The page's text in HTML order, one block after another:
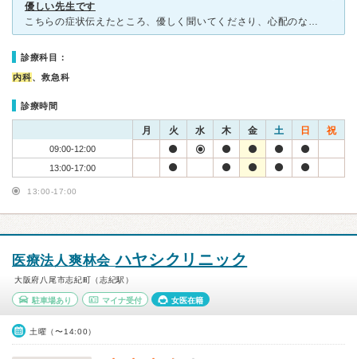
優しい先生です
こちらの症状伝えたところ、優しく聞いてくださり、心配のないように説明もしてくださって非常に安心できました。駐車場もありますし、日曜日も診療していただけるので非常に助かりました。また何かあればお世話にな
診療科目：
内科、救急科
診療時間
月 火 水 木 金 土 日 祝
09:00-12:00
13:00-17:00
13:00-17:00
医療法人爽林会ハヤシクリニック
大阪府八尾市志紀町（志紀駅）
駐車場あり マイナ受付 女医在籍
土曜（〜14:00）